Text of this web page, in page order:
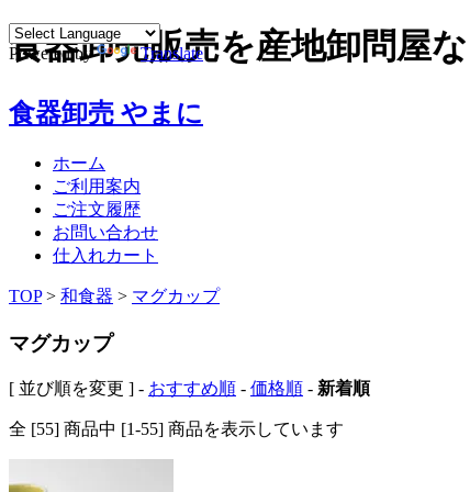
Powered by Translate
食器卸売販売を産地卸問屋
食器卸売 やまに
ホーム
ご利用案内
ご注文履歴
お問い合わせ
仕入れカート
TOP> 和食器 > マグカップ
マグカップ
[ 並び順を変更 ] - おすすめ順 - 価格順 - 新着順
全 [55] 商品中 [1-55] 商品を表示しています